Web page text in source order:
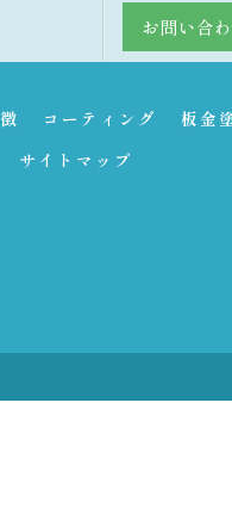
お問い合
コーティング 板金
サイトマップ